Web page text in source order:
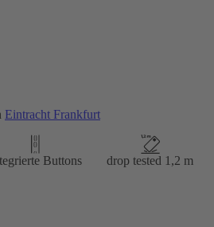
Eintracht Frankfurt
Buttons
drop tested 1,2 m